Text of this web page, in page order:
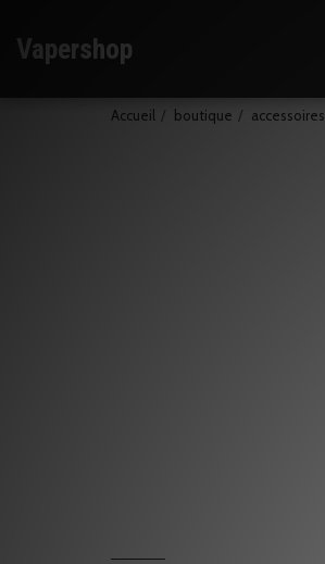
Vapershop
Accueil boutique accessoires